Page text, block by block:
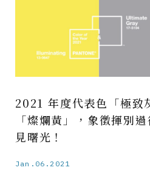
2021 年度代表色「極致
「燦爛黃」，象徵揮別
見曙光！
Jan.06.2021